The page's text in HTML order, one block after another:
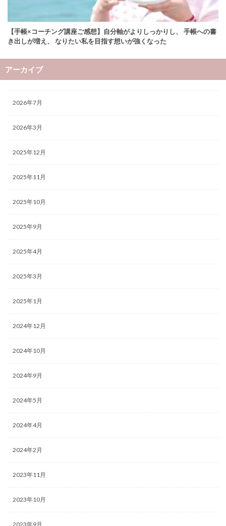
【手帳×コーチング講座ご感想】自分軸がよりしっかりし、 手帳への書
き出しが増え、 なりたい私を目指す想いが強くなった
アーカイブ
2026年7月
2026年3月
2025年12月
2025年11月
2025年10月
2025年9月
2025年4月
2025年3月
2025年1月
2024年12月
2024年10月
2024年9月
2024年5月
2024年4月
2024年2月
2023年11月
2023年10月
2023年9月